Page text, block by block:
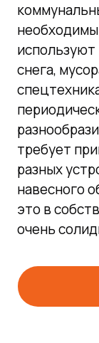
необходимы
снега,
требует
разных
навесного
это в
очень